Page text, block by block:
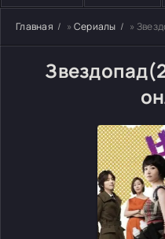
Главная » Сериалы »